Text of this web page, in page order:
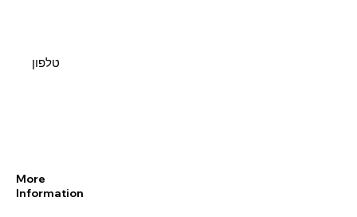
טלפון
More
Information